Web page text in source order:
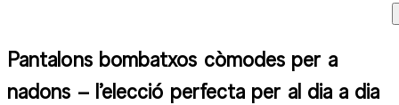
Pantalons bombatxos còmodes per a
nadons – l’elecció perfecta per al dia a dia